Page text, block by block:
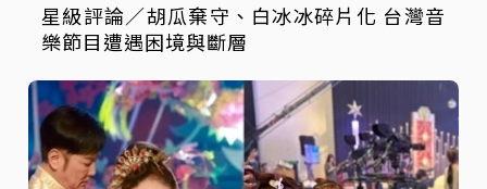
星級評論／胡瓜棄守、白冰冰碎片化 台灣音
樂節目遭遇困境與斷層